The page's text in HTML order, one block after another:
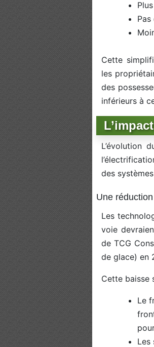
Cette
les
des
inférieurs à
L’évolution
des
Une
Les
voie
de TCG
de glace) en
Cette baisse
Le
Les